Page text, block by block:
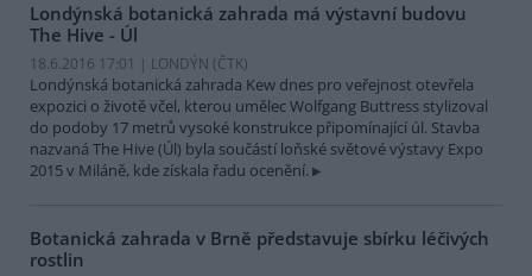
Londýnská botanická zahrada má výstavní budovu
The Hive - Úl
18.6.2016 17:01 | LONDÝN (ČTK)
Londýnská botanická zahrada Kew dnes pro veřejnost otevřela
expozici o životě včel, kterou umělec Wolfgang Buttress stylizoval
do podoby 17 metrů vysoké konstrukce připomínající úl. Stavba
nazvaná The Hive (Úl) byla součástí loňské světové výstavy Expo
2015 v Miláně, kde získala řadu ocenění.
Botanická zahrada v Brně představuje sbírku léčivých
rostlin